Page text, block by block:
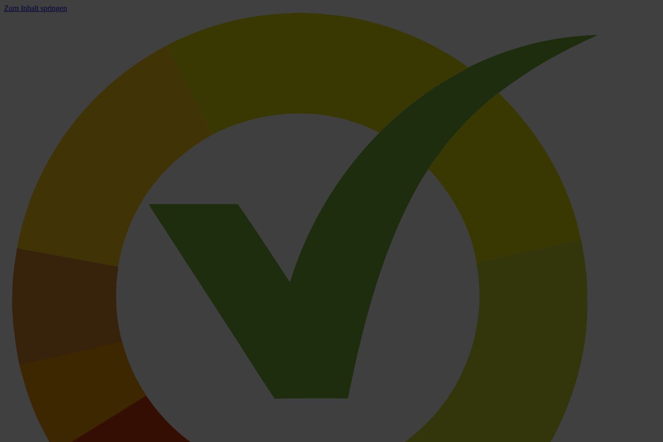
Zum Inhalt springen